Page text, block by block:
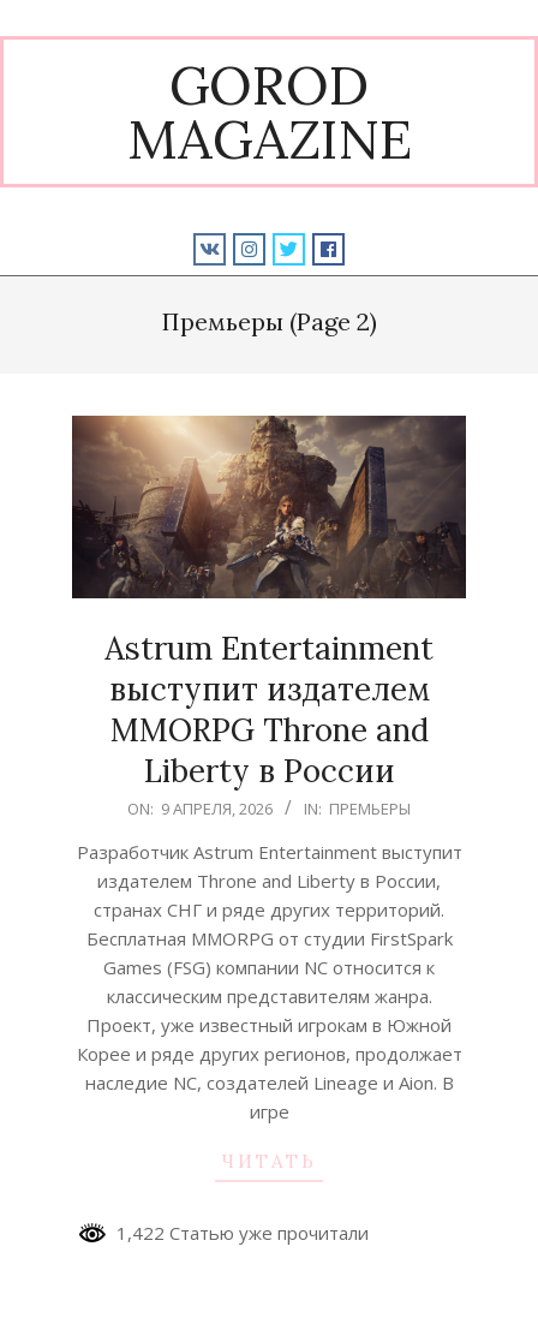
to
GOROD
MAGAZINE
Премьеры (Page 2)
Astrum Entertainment
выступит издателем
MMORPG Throne and
Liberty в России
09
ON: 9 АПРЕЛЯ, 2026 IN: ПРЕМЬЕРЫ
Разработчик Astrum Entertainment выступит
издателем Throne and Liberty в России,
странах СНГ и ряде других территорий.
Бесплатная MMORPG от студии FirstSpark
Games (FSG) компании NC относится к
классическим представителям жанра.
Проект, уже известный игрокам в Южной
Корее и ряде других регионов, продолжает
наследие NC, создателей Lineage и Aion. В
игре
ЧИТАТЬ
1,422 Статью уже прочитали